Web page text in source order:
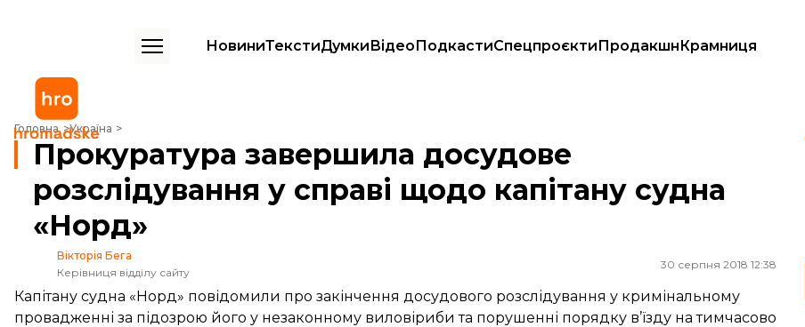
НовиниТекстиДумкиВідеоПодкастиСпецпроєктиПродакшнКрамниця
Головна Україна
Прокуратура завершила досудове розслідування у справі щодо капітану судна «Норд»
Прокуратура завершила досудове
розслідування у справі щодо капітану судна
«Норд»
Вікторія Бега
Керівниця відділу сайту
30 серпня 2018 12:38
Капітану судна «Норд» повідомили про закінчення досудового розслідування у кримінальному
провадженні за підозрою його у незаконному виловіриби та порушенні порядку в’їзду на тимчасово